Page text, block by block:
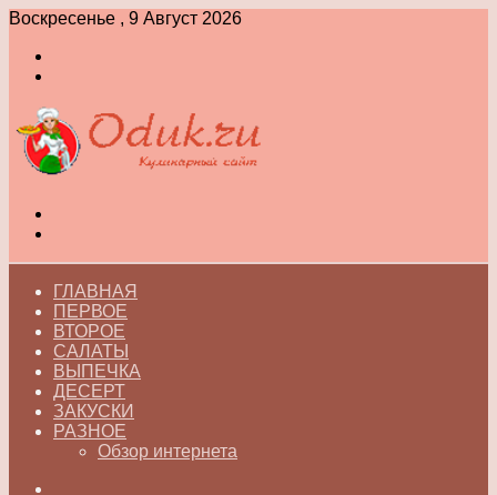
Воскресенье , 9 Август 2026
ГЛАВНАЯ
ПЕРВОЕ
ВТОРОЕ
САЛАТЫ
ВЫПЕЧКА
ДЕСЕРТ
ЗАКУСКИ
РАЗНОЕ
Обзор интернета